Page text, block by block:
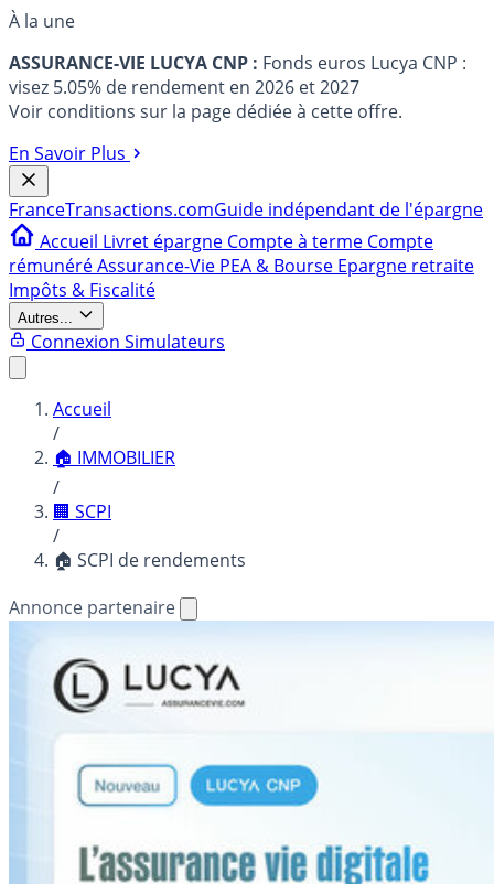
À la une
ASSURANCE-VIE LUCYA CNP : Fonds euros Lucya CNP :
visez 5.05% de rendement en 2026 et 2027
Voir conditions sur la page dédiée à cette offre.
En Savoir Plus
FranceTransactions.comGuide indépendant de l'épargne
Accueil Livret épargne Compte à terme Compte
rémunéréAssurance-Vie PEA & Bourse Epargne retraite
Impôts & Fiscalité
Autres...
Connexion Simulateurs
Accueil
/
🏠 IMMOBILIER
/
🏢 SCPI
/
🏠 SCPI de rendements
Annonce partenaire